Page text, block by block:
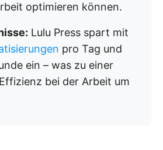
optimieren können.
Lulu Press spart mit
pro Tag und
ein – was zu einer
bei der Arbeit um